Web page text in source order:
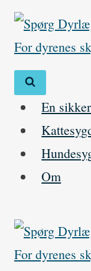
Skip
content
En
Om